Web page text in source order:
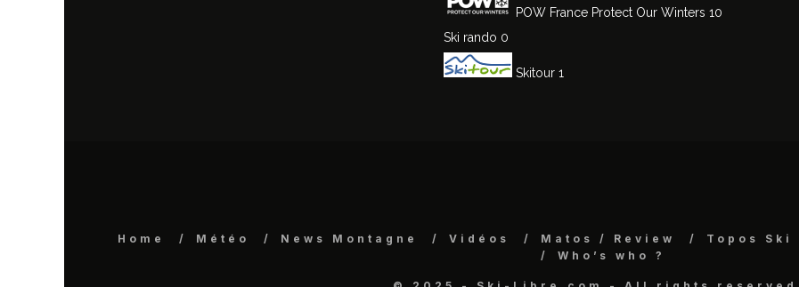
POW France Protect Our Winters 10
Ski rando 0
Skitour 1
Home Météo News Montagne Vidéos Matos / Review Topos Ski
Who’s who ?